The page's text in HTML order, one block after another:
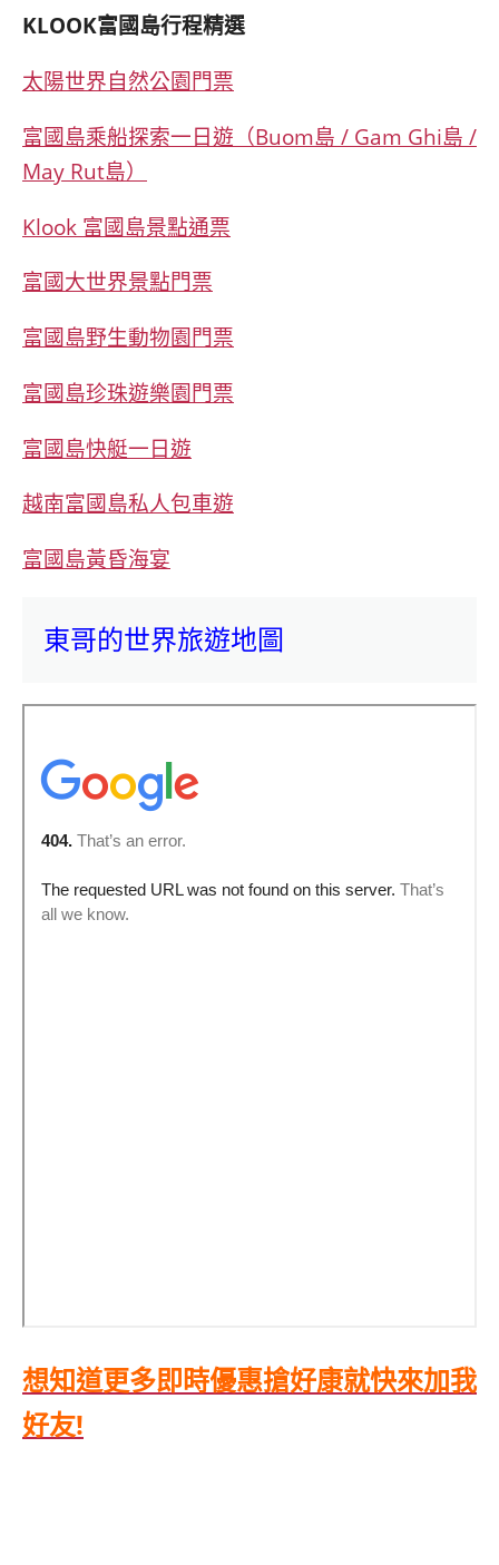
KLOOK富國島行程精選
太陽世界自然公園門票
富國島乘船探索一日遊（Buom島 / Gam Ghi島 /
May Rut島）
Klook 富國島景點通票
富國大世界景點門票
富國島野生動物園門票
富國島珍珠遊樂園門票
富國島快艇一日遊
越南富國島私人包車遊
富國島黃昏海宴
東哥的世界旅遊地圖
想知道更多即時優惠搶好康就快來加我
好友!